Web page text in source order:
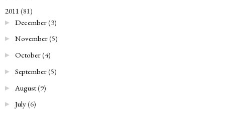
2011 (81)
► December(3)
► November(5)
► October(4)
► September(5)
► August(9)
► July(6)